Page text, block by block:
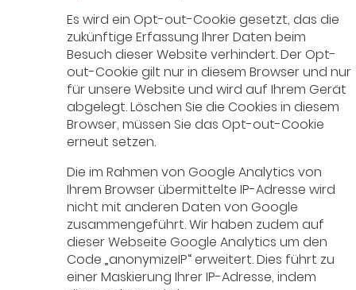
Es wird ein Opt-out-Cookie gesetzt, das die
zukünftige Erfassung Ihrer Daten beim
Besuch dieser Website verhindert. Der Opt-
out-Cookie gilt nur in diesem Browser und nur
für unsere Website und wird auf Ihrem Gerät
abgelegt. Löschen Sie die Cookies in diesem
Browser, müssen Sie das Opt-out-Cookie
erneut setzen.
Die im Rahmen von Google Analytics von
Ihrem Browser übermittelte IP-Adresse wird
nicht mit anderen Daten von Google
zusammengeführt. Wir haben zudem auf
dieser Webseite Google Analytics um den
Code „anonymizeIP“ erweitert. Dies führt zu
einer Maskierung Ihrer IP-Adresse, indem